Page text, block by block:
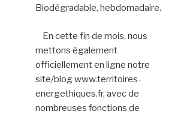
Biodégradable, hebdomadaire.
En cette fin de mois, nous
mettons également
officiellement en ligne notre
site/blog www.territoires-
energethiques.fr, avec de
nombreuses fonctions de